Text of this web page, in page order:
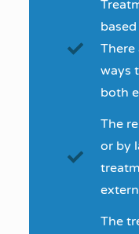
ways
both
The
or by
The